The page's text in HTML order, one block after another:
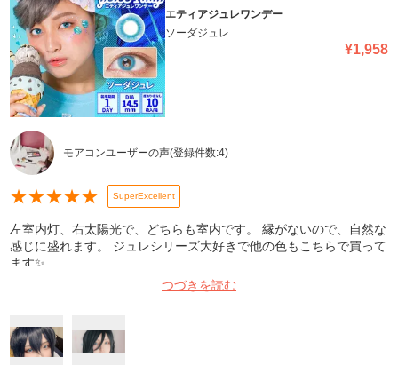
エティアジュレワンデー
ソーダジュレ
¥1,958
モアコンユーザーの声(登録件数:4)
★★★★★ SuperExcellent
左室内灯、右太陽光で、どちらも室内です。 縁がないので、自然な
感じに盛れます。 ジュレシリーズ大好きで他の色もこちらで買って
ます✨
つづきを読む